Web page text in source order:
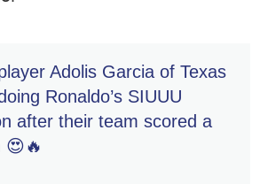
Adolis Garcia of Texas
Ronaldo’s SIUUU
after their team scored a
😍🔥